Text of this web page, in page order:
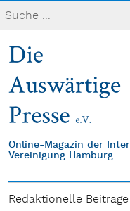
Online-Magazin der
Vereinigung Hamburg
Redaktionelle Beiträge